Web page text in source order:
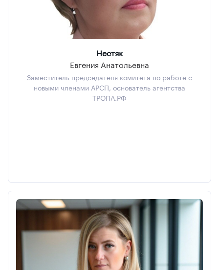
Нестяк
Евгения Анатольевна
Заместитель председателя комитета по работе с
новыми членами АРСП, основатель агентства
ТРОПА.РФ